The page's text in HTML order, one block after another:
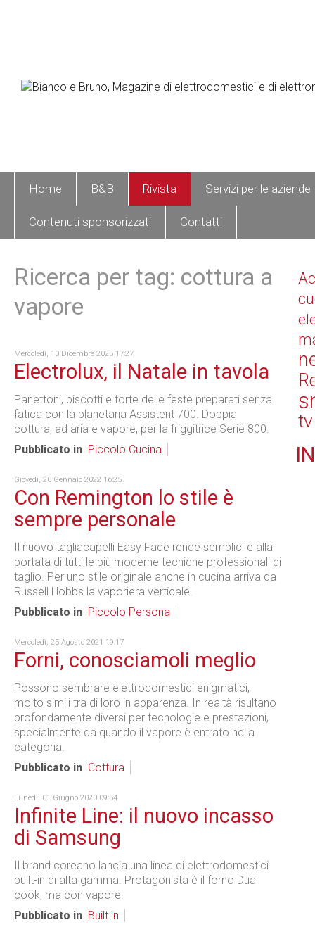
Home B&B Rivista Servizi per le aziende
Contenuti sponsorizzati Contatti
Ricerca per tag: cottura a
vapore
Mercoledì, 10 Dicembre 2025 17:27
Electrolux, il Natale in tavola
Panettoni, biscotti e torte delle feste preparati senza
fatica con la planetaria Assistent 700. Doppia
cottura, ad aria e vapore, per la friggitrice Serie 800.
Pubblicato in Piccolo Cucina
Giovedì, 20 Gennaio 2022 16:25
Con Remington lo stile è
sempre personale
Il nuovo tagliacapelli Easy Fade rende semplici e alla
portata di tutti le più moderne tecniche professionali di
taglio. Per uno stile originale anche in cucina arriva da
Russell Hobbs la vaporiera verticale.
Pubblicato in Piccolo Persona
Mercoledì, 25 Agosto 2021 19:17
Forni, conosciamoli meglio
Possono sembrare elettrodomestici enigmatici,
molto simili tra di loro in apparenza. In realtà risultano
profondamente diversi per tecnologie e prestazioni,
specialmente da quando il vapore è entrato nella
categoria.
Pubblicato in Cottura
Lunedì, 01 Giugno 2020 09:54
Infinite Line: il nuovo incasso
di Samsung
Il brand coreano lancia una linea di elettrodomestici
built-in di alta gamma. Protagonista è il forno Dual
cook, ma con vapore.
Pubblicato in Built in
tv
IN